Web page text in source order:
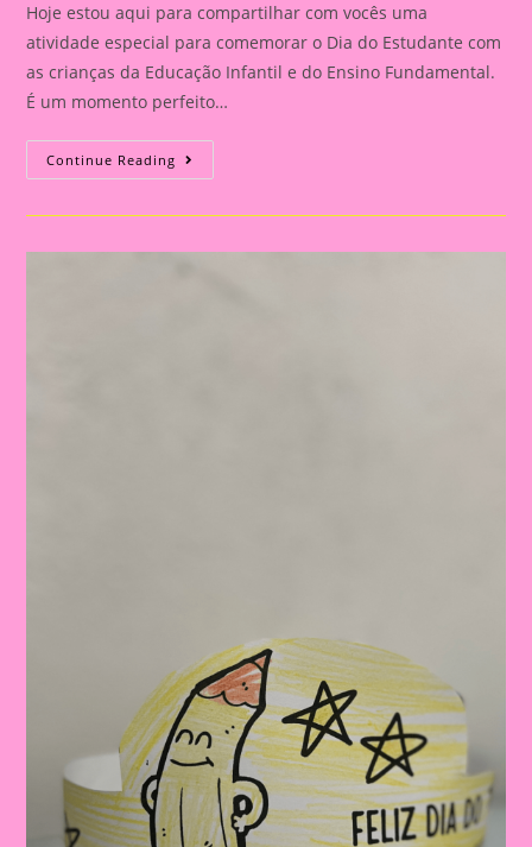
Hoje estou aqui para compartilhar com vocês uma
atividade especial para comemorar o Dia do Estudante com
as crianças da Educação Infantil e do Ensino Fundamental.
É um momento perfeito…
Continue Reading Modelo
De
Com